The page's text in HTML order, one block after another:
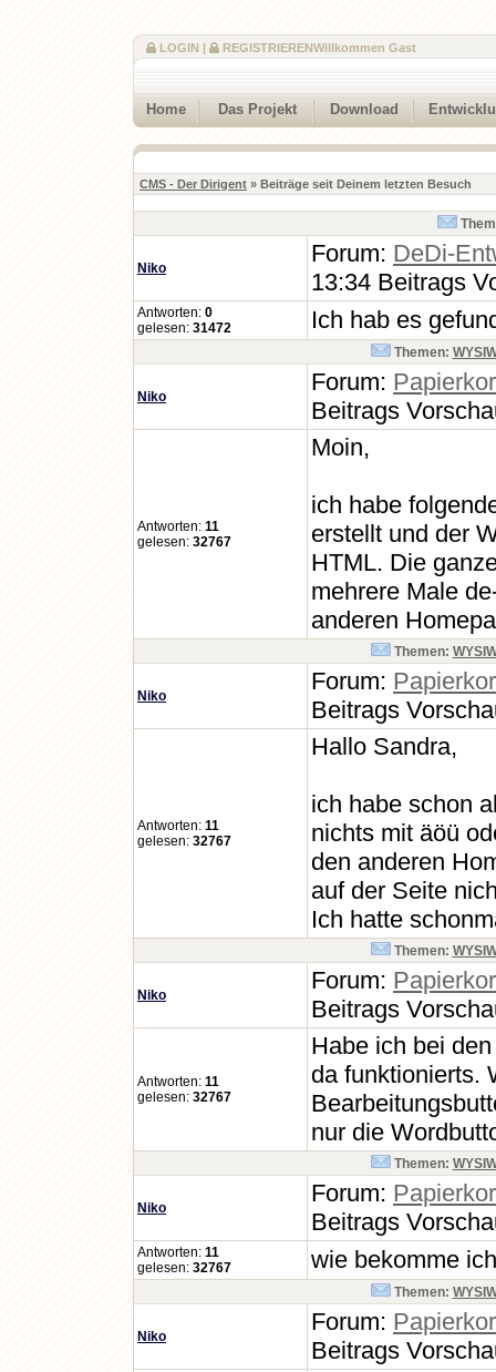
Willkommen Gast
LOGIN | REGISTRIEREN
Home Das Projekt Download
CMS - Der Dirigent » Beiträge seit Deinem letzten Besuch
Niko
Forum: DeDi-
13:34 Beitrags
Antworten: 0
gelesen: 31472 Ich hab es
Themen:
Niko
Forum:
Beitrags
Antworten: 11
gelesen: 32767
Moin,
ich habe
erstellt und der
HTML. Die
mehrere Male
anderen
Themen:
Niko
Forum:
Beitrags
Antworten: 11
gelesen: 32767
Hallo Sandra,
ich habe schon
nichts mit äöü
den anderen
auf der Seite
Ich hatte
Themen:
Niko
Forum:
Beitrags
Antworten: 11
gelesen: 32767
Habe ich bei
da funktionierts.
nur die
Themen:
Niko
Forum:
Beitrags
Antworten: 11
gelesen: 32767 wie bekomme
Themen:
Niko
Forum:
Beitrags